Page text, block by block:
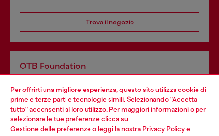
Per offrirti una migliore esperienza, questo sito utilizza cookie di
prime e terze parti e tecnologie simili. Selezionando "Accetta
tutto" acconsenti al loro utilizzo. Per maggiori informazioni o per
selezionare le tue preferenze clicca su
Gestione delle preferenzeo leggi la nostra Privacy Policye
Trova il negozio
OTB Foundation
profit del gruppo OTB che sostiene progetti concreti per
giovani, donne, inclusione ed emergenze in tutto il mondo.
Choose your location
You are currently browsing Italia website, but it seems you may